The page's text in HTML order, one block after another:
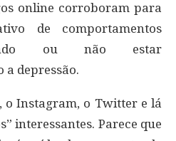
online corroboram para
de comportamentos
ou não estar
depressão.
o Instagram, o Twitter e lá
interessantes. Parece que